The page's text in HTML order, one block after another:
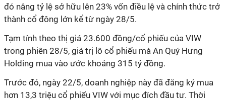
đó nâng tỷ lệ sở hữu lên 23% vốn điều lệ và chính thức trở
thành cổ đông lớn kể từ ngày 28/5.
Tạm tính theo thị giá 23.600 đồng/cổ phiếu của VIW
trong phiên 28/5, giá trị lô cổ phiếu mà An Quý Hưng
Holding mua vào ước khoảng 315 tỷ đồng.
Trước đó, ngày 22/5, doanh nghiệp này đã đăng ký mua
hơn 13,3 triệu cổ phiếu VIW với mục đích đầu tư. Thời